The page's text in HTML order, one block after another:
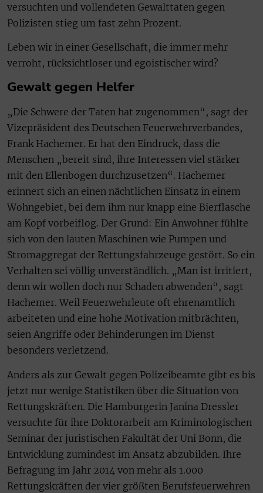
versuchten und vollendeten Gewalttaten gegen
Polizisten stieg um fast zehn Prozent.
Leben wir in einer Gesellschaft, die immer mehr
verroht, rücksichtloser und egoistischer wird?
Gewalt gegen Helfer
„Die Schwere der Taten hat zugenommen“, sagt der
Vizepräsident des Deutschen Feuerwehrverbandes,
Frank Hachemer. Er hat den Eindruck, dass die
Menschen „bereit sind, ihre Interessen viel stärker
mit den Ellenbogen durchzusetzen“. Hachemer
erinnert sich an einen nächtlichen Einsatz in einem
Wohngebiet, bei dem ihm nur knapp eine Bierflasche
am Kopf vorbeiflog. Der Grund: Ein Anwohner fühlte
sich von den lauten Maschinen wie Pumpen und
Stromaggregat der Rettungsfahrzeuge gestört. So ein
Verhalten sei völlig unverständlich. „Man ist irritiert,
denn wir wollen doch nur Schaden abwenden“, sagt
Hachemer. Weil Feuerwehrleute oft ehrenamtlich
arbeiteten und eine hohe Motivation mitbrächten,
seien Angriffe oder Behinderungen im Dienst
besonders verletzend.
Anders als zur Gewalt gegen Polizeibeamte gibt es bis
jetzt nur wenige Statistiken über die Situation von
Rettungskräften. Die Hamburgerin Janina Dressler
versuchte für ihre Doktorarbeit am Kriminologischen
Seminar der juristischen Fakultät der Uni Bonn, die
Entwicklung zumindest im Ansatz abzubilden. Ihre
Befragung im Jahr 2014 von mehr als 1.000
Rettungskräften der vier größten Berufsfeuerwehren